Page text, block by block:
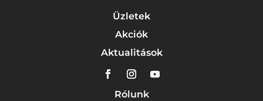
Üzletek
Akciók
Aktualitások
Rólunk